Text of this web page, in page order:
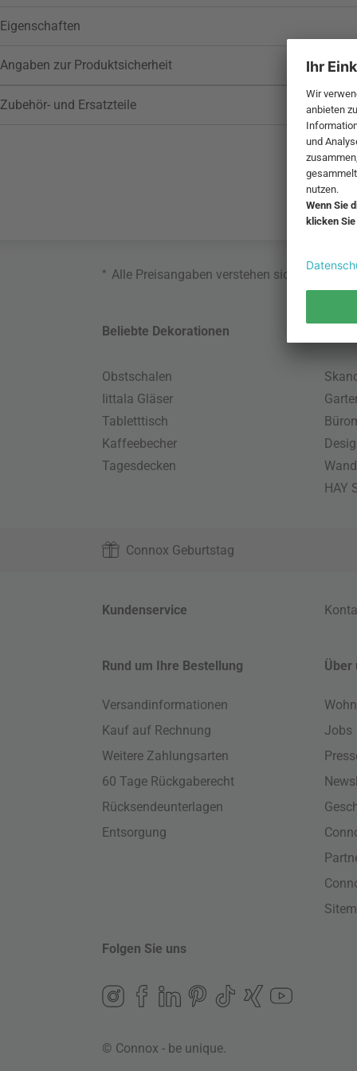
Eigenschaften
Angaben zur Produktsicherheit
Zubehör- und Ersatzteile
* Alle Preisangaben verstehen sich
Beliebte Dekorationen
Obstschalen
Iittala Gläser
Tabletttisch
Kaffeebecher
Tagesdecken
HAY
Connox Geburtstag
Kundenservice
Rund um Ihre Bestellung
Versandinformationen
Kauf auf Rechnung
Weitere Zahlungsarten
60 Tage Rückgaberecht
Rücksendeunterlagen
Entsorgung
Über
Jobs
Folgen Sie uns
© Connox - be unique.